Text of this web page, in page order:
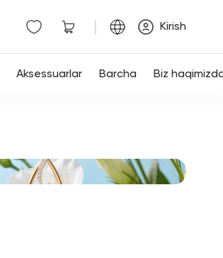
Kirish
Aksessuarlar Barcha Biz